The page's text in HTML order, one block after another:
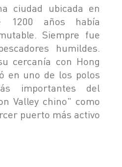
ciudad ubicada en
1200 años había
Siempre fue
humildes.
cercanía con Hong
en uno de los polos
importantes del
Valley chino" como
puerto más activo